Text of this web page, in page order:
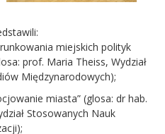
miejskich polityk
prof. Maria Theiss, Wydział
Międzynarodowych);
miasta” (glosa: dr hab.
Stosowanych Nauk